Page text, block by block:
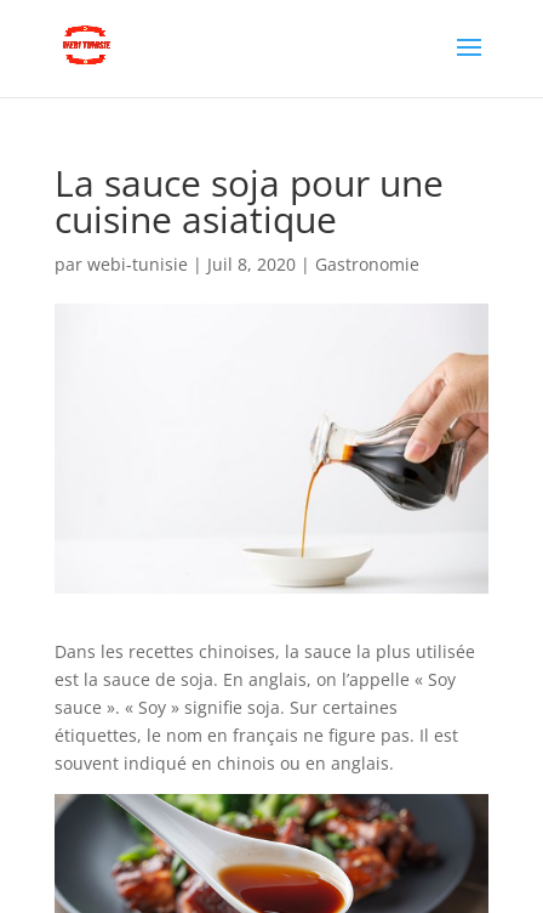
La sauce soja pour une
cuisine asiatique
par webi-tunisie | Juil 8, 2020| Gastronomie
Dans les recettes chinoises, la sauce la plus utilisée
est la sauce de soja. En anglais, on l’appelle « Soy
sauce ». « Soy » signifie soja. Sur certaines
étiquettes, le nom en français ne figure pas. Il est
souvent indiqué en chinois ou en anglais.